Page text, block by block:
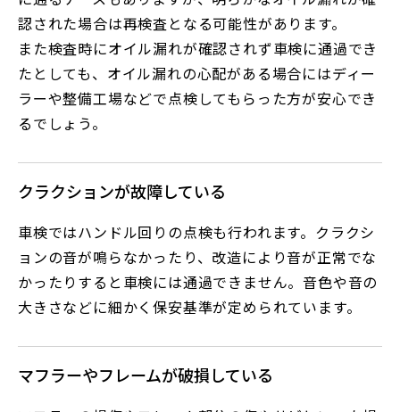
認された場合は再検査となる可能性があります。
また検査時にオイル漏れが確認されず車検に通過でき
たとしても、オイル漏れの心配がある場合にはディー
ラーや整備工場などで点検してもらった方が安心でき
るでしょう。
クラクションが故障している
車検ではハンドル回りの点検も行われます。クラクシ
ョンの音が鳴らなかったり、改造により音が正常でな
かったりすると車検には通過できません。音色や音の
大きさなどに細かく保安基準が定められています。
マフラーやフレームが破損している